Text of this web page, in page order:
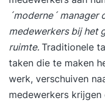
´moderne´
medewerkers bij het
ruimte. Traditionele
taken die te maken
werk, verschuiven
medewerkers